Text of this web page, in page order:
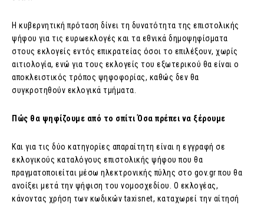
Η κυβερνητική πρόταση δίνει τη δυνατότητα της επιστολικής
ψήφου για τις ευρωεκλογές και τα εθνικά δημοψηφίσματα
στους εκλογείς εντός επικρατείας όσοι το επιλέξουν, χωρίς
αιτιολογία, ενώ για τους εκλογείς του εξωτερικού θα είναι ο
αποκλειστικός τρόπος ψηφοφορίας, καθώς δεν θα
συγκροτηθούν εκλογικά τμήματα.
Πώς θα ψηφίζουμε από το σπίτι Όσα πρέπει να ξέρουμε
Και για τις δύο κατηγορίες απαραίτητη είναι η εγγραφή σε
εκλογικούς καταλόγους επιστολικής ψήφου που θα
πραγματοποιείται μέσω ηλεκτρονικής πύλης στο gov.gr που θα
ανοίξει μετά την ψήφιση του νομοσχεδίου. Ο εκλογέας,
κάνοντας χρήση των κωδικών taxisnet, καταχωρεί την αίτησή